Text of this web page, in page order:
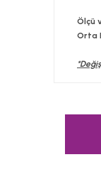
Ölçü
Orta
Bu